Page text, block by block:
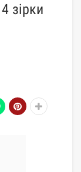
зірки